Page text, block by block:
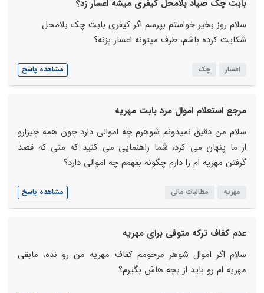
بابت چک صیاد بلامحل کیفری میشه اعسار زد؟
سلام روز بخیر خواستم بپرسم اگر کیفری بابت چک بلامحل
شکایت کرده باشم، طرف میتونه اعسار بزنه؟
اعسار چک مشاهده پاسخ
مرجع استعلام اموال مرد بابت مهریه
سلام من دقیق نمیدونم شوهرم چه اموالی دارد چون همه چیزارو
از ما پنهان می کرد، شما راهنمایی می کنید که منی که قصد
گرفتن مهریه ام را دارم چگونه بفهمم چه اموالی دارد؟
مهریه مطالبات مالی مشاهده پاسخ
عدم کفاف ترکه متوفی برای مهریه
سلام اگر اموال شوهر مرحومم کفاف مهریه من رو نده، مابقی
مهریه ام رو باید از بچه هاش بگیرم؟